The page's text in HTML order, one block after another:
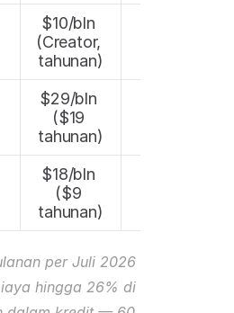
$10/bln
(Creator,
tahunan)
$29/bln
($19
tahunan)
$18/bln
($9
tahunan)
per Juli 2026
hingga 26% di